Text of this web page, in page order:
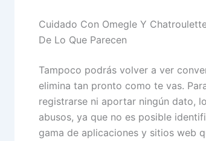
Cuidado Con Omegle Y
De Lo Que Parecen
Tampoco podrás volver a ver
elimina tan pronto como te vas.
registrarse ni aportar ningún dato,
abusos, ya que no es posible
gama de aplicaciones y sitios web